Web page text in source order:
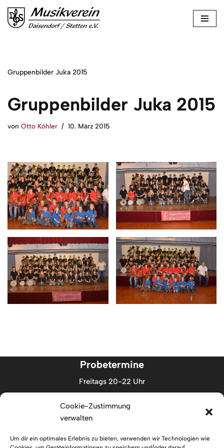
Cookie-Zustimmung
verwalten
Um dir ein optimales Erlebnis zu bieten, verwenden wir Technologien wie
Zum
Gruppenbilder Juka 2015
Gruppenbilder Juka 2015
von Otto Köhler 10. März 2015
Probetermine
Freitags 20-22 Uhr
Adresse
88719 Stetten